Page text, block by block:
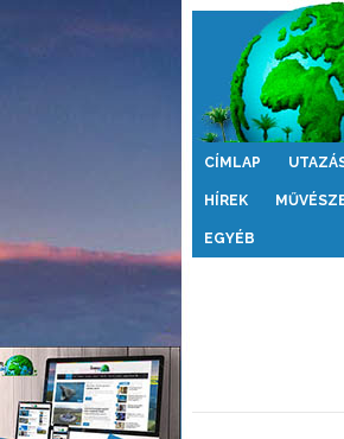
Érdekes
CÍMLAP
HÍREK
EGYÉB